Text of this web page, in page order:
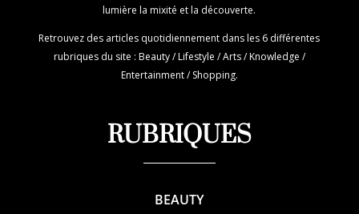
lumière la mixité et la découverte.
Retrouvez des articles quotidiennement dans les 6 différentes
rubriques du site : Beauty / Lifestyle / Arts / Knowledge /
Entertainment / Shopping.
RUBRIQUES
BEAUTY